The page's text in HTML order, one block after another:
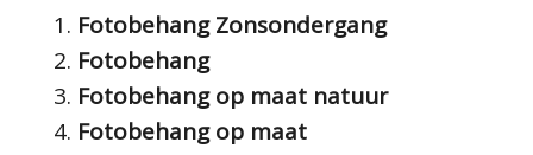
Fotobehang Zonsondergang
Fotobehang
Fotobehang op maat natuur
Fotobehang op maat